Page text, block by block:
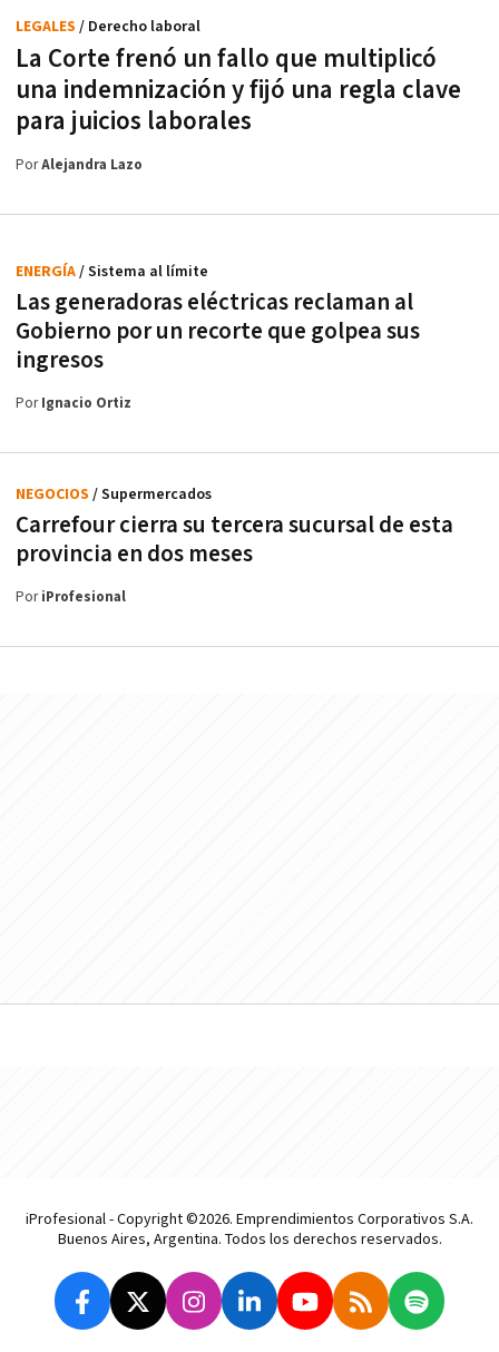
La Corte frenó un fallo que multiplicó
una indemnización y fijó una regla clave
para juicios laborales
LEGALES / Derecho laboral
PorAlejandra Lazo
Las generadoras eléctricas reclaman al
Gobierno por un recorte que golpea sus
ingresos
ENERGÍA/ Sistema al límite
PorIgnacio Ortiz
Carrefour cierra su tercera sucursal de esta
provincia en dos meses
NEGOCIOS / Supermercados
PoriProfesional
iProfesional - Copyright ©2026. Emprendimientos Corporativos S.A.
Buenos Aires, Argentina. Todos los derechos reservados.